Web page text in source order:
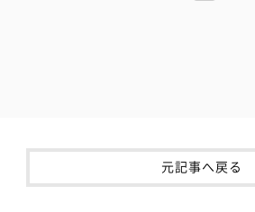
元記事へ戻る